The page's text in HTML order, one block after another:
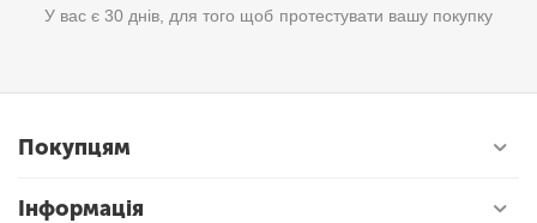
У вас є 30 днів, для того щоб протестувати вашу покупку
Покупцям
Інформація